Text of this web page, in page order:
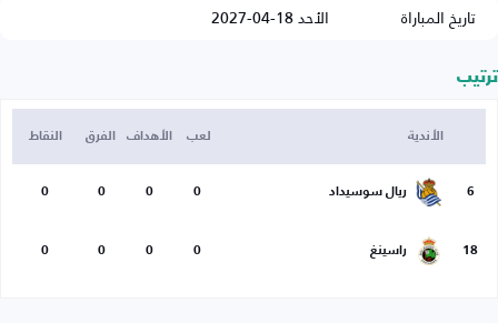
تاريخ المباراة
الأحد 18-04-2027
ترتيب
الأندية لعب الأهداف الفرق النقاط
6 ريال سوسيداد 0
0
0
0
18 راسينغ 0
0
0
0